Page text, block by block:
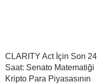
CLARITY Act İçin Son 24
Saat: Senato Matematiği
Kripto Para Piyasasının